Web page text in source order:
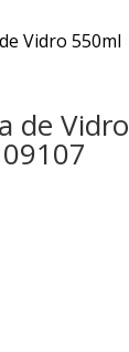
de Vidro